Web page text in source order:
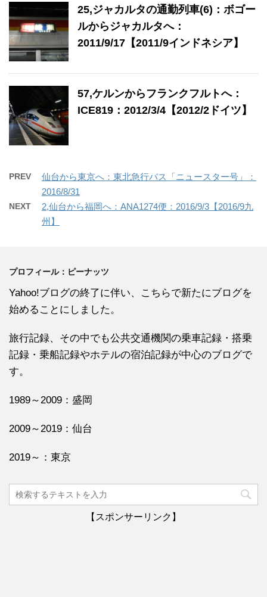
25,ジャカルタの通勤列車(6)：ボゴー
ルからジャカルタへ：
2011/9/17【2011/9インドネシア】
57,ケルンからフランクフルトへ：
ICE819：2012/3/4【2012/2ドイツ】
PREV
仙台から東京へ：東北急行バス「ニュースター号」：
2016/8/31
NEXT
2,仙台から福岡へ：ANA1274便：2016/9/3【2016/9九
州】
プロフィール：ピーナッツ
Yahoo!ブログの終了に伴い、こちらで新たにブログを
始めることにしました。
旅行記録、その中でも公共交通機関の乗車記録・搭乗
記録・乗船記録やホテルの宿泊記録が中心のブログで
す。
1989～2009：盛岡
2009～2019：仙台
2019～：東京
【スポンサーリンク】